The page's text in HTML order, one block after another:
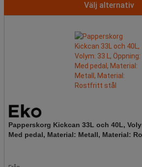
Välj alternativ
Papperskorg Kickcan 33L och 40L,
Med pedal, Material: Metall, Material: